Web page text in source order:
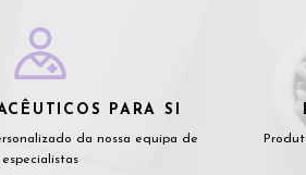
PARA SI
da nossa equipa de
especialistas